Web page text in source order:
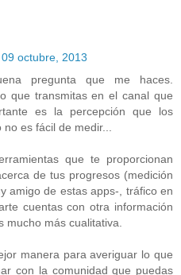
octubre, 2013
pregunta que me haces.
que transmitas en el canal que
es la percepción que los
es fácil de medir...
que te proporcionan
de tus progresos (medición
amigo de estas apps-, tráfico en
cuentas con otra información
más cualitativa.
manera para averiguar lo que
con la comunidad que puedas